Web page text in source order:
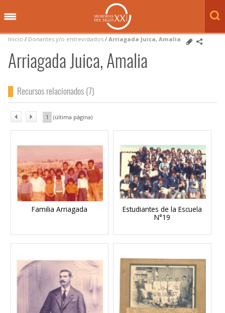
Inicio / Donantes y/o entrevistados / Arriagada Juica, Amalia
Arriagada Juica, Amalia
Recursos relacionados (7)
Familia Arriagada
Estudiantes de la Escuela
N°19
1